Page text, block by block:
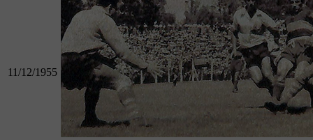
11/12/1955